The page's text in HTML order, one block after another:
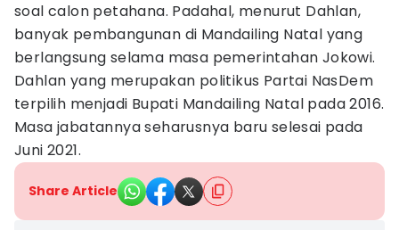
soal calon petahana. Padahal, menurut Dahlan,
banyak pembangunan di Mandailing Natal yang
berlangsung selama masa pemerintahan Jokowi.
Dahlan yang merupakan politikus Partai NasDem
terpilih menjadi Bupati Mandailing Natal pada 2016.
Masa jabatannya seharusnya baru selesai pada
Juni 2021.
Share Article